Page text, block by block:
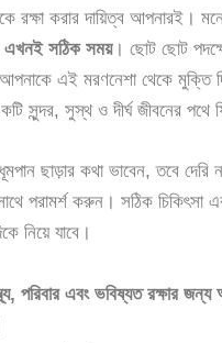
রক্ষা করার দায়িত্ব আপনারই।
এখনই সঠিক সময়। ছোট ছোট
এই মরণনেশা থেকে মুক্তি
সুন্দর, সুস্থ ও দীর্ঘ জীবনের পথে
ছাড়ার কথা ভাবেন, তবে
পরামর্শ করুন। সঠিক চিকিৎসা
নিয়ে যাবে।
পরিবার এবং ভবিষ্যত রক্ষার